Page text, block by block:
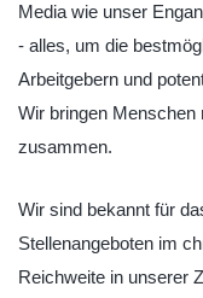
Media wie unser
- alles, um die
Arbeitgebern und
Wir bringen Menschen
zusammen.
Wir sind bekannt für
Stellenangeboten im
Reichweite in unserer